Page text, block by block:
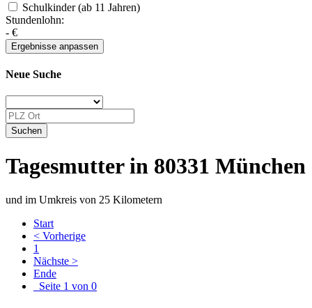
Schulkinder (ab 11 Jahren)
Stundenlohn:
- €
Neue Suche
Tagesmutter in 80331 München
und im Umkreis von 25 Kilometern
Start
< Vorherige
1
Nächste >
Ende
Seite 1 von 0